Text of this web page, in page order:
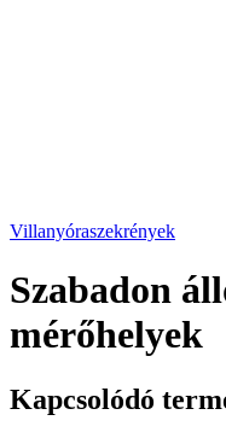
Villanyóraszekrények
Szabadon
mérőhelyek
Kapcsolódó